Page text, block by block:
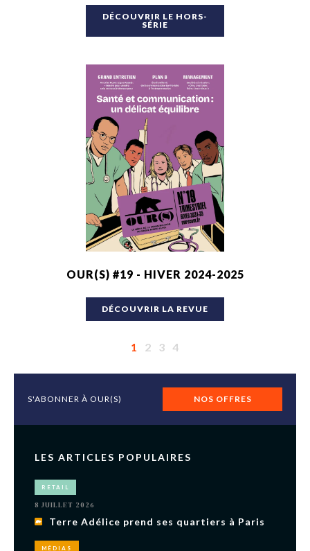
DÉCOUVRIR LE HORS-
SÉRIE
OUR(S) #19 - HIVER 2024-2025
DÉCOUVRIR LA REVUE
1 2 3 4
S'ABONNER À OUR(S) NOS OFFRES
LES ARTICLES POPULAIRES
RETAIL
8 JUILLET 2026
Terre Adélice prend ses quartiers à Paris
MÉDIAS